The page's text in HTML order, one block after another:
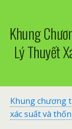
Khung
Lý Thuyết
Khung chương
xác suất và